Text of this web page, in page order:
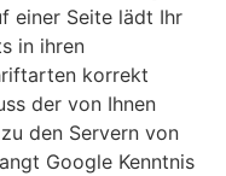
einer Seite lädt Ihr
in ihren
korrekt
der von Ihnen
den Servern von
Google Kenntnis